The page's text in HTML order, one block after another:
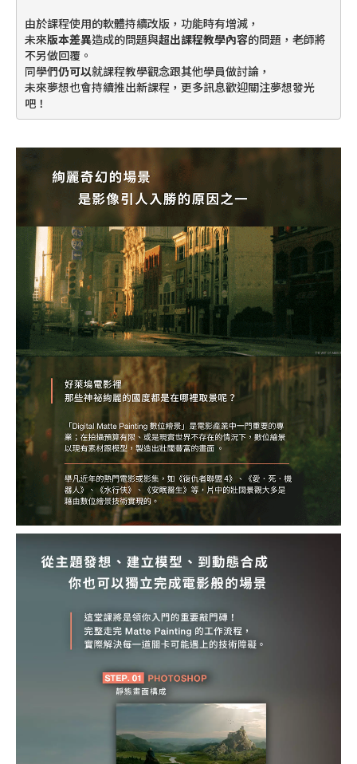
由於課程使用的軟體持續改版，功能時有增減，
未來版本差異造成的問題與超出課程教學內容的問題，老師將
不另做回覆。
同學們仍可以就課程教學觀念跟其他學員做討論，
未來夢想也會持續推出新課程，更多訊息歡迎關注夢想發光
吧！